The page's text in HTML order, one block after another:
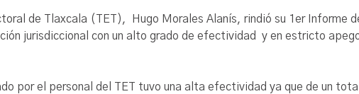
de Tlaxcala (TET), Hugo Morales Alanís, rindió su 1er Informe
jurisdiccional con un alto grado de efectividad y en estricto
por el personal del TET tuvo una alta efectividad ya que de un